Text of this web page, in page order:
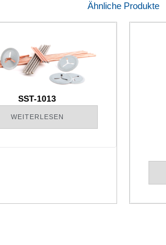
Ähnliche Produkte
SST-1013
WEITERLESEN